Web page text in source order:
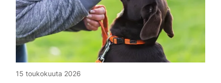
15 toukokuuta 2026